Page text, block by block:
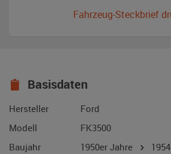
Fahrzeug-Steckbrief
Basisdaten
Hersteller
Ford
Modell
FK3500
Baujahr
1950er Jahre
1954